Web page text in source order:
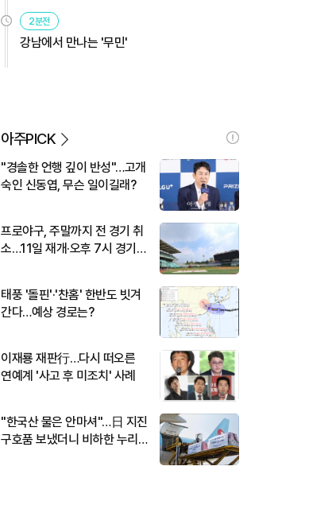
2분전
강남에서 만나는 '무민'
아주PICK
"경솔한 언행 깊이 반성"…고개
숙인 신동엽, 무슨 일이길래?
프로야구, 주말까지 전 경기 취
소…11일 재개·오후 7시 경기
태풍 '돌핀'·'찬홈' 한반도 빗겨
간다…예상 경로는?
이재룡 재판行…다시 떠오른
연예계 '사고 후 미조치' 사례
"한국산 물은 안마셔"…日 지진
구호품 보냈더니 비하한 누리